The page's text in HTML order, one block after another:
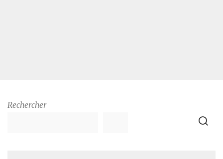
Rechercher